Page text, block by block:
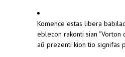
Komence estas libera
eblecon rakonti sian "Vorton
aŭ prezenti kion tio signifas